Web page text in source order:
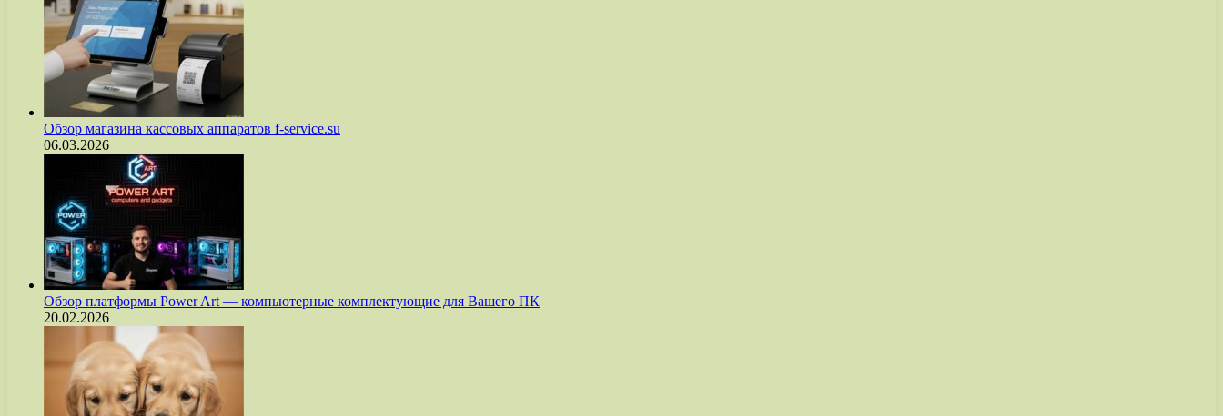
Обзор магазина кассовых аппаратов f-service.su
06.03.2026
Обзор платформы Power Art — компьютерные комплектующие для Вашего ПК
20.02.2026